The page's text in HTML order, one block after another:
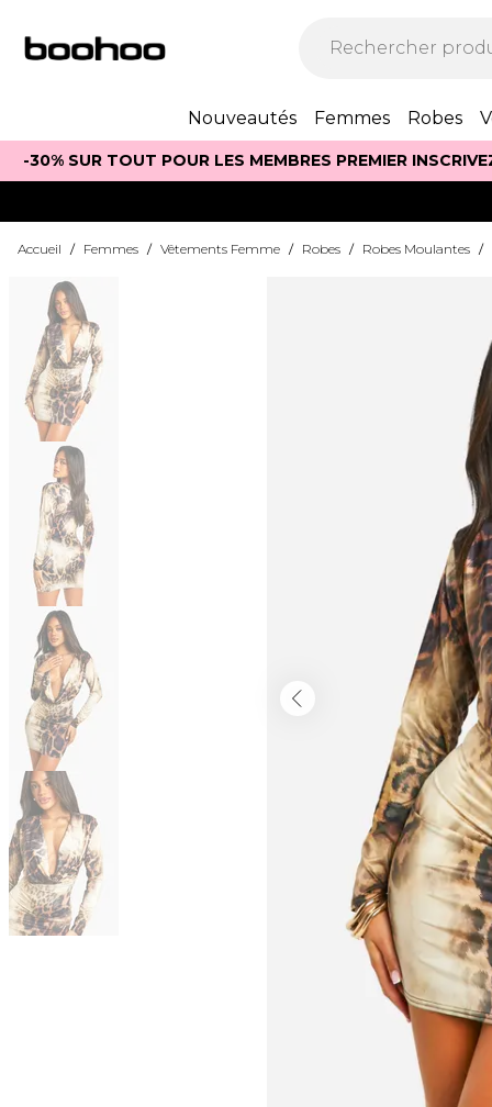
Nouveautés Femmes Robes
-30% SUR TOUT POUR LES MEMBRES PREMIER
Accueil / Femmes / Vêtements Femme / Robes / Robes Moulantes /